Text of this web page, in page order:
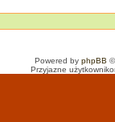
Powered by phpBB
Przyjazne